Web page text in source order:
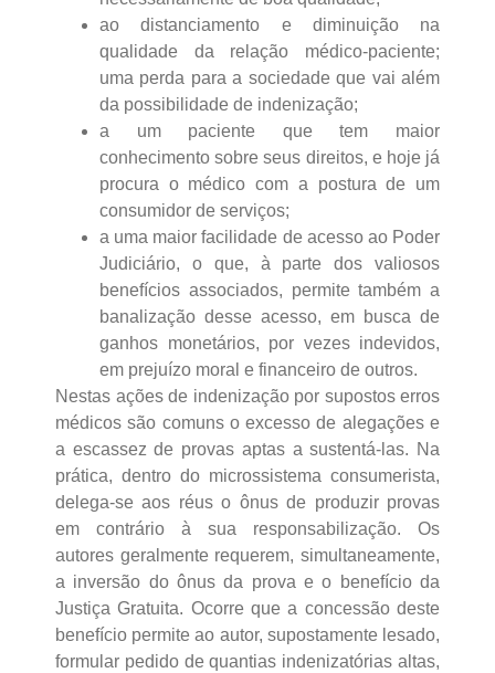
ao distanciamento e diminuição na
qualidade da relação médico-paciente;
uma perda para a sociedade que vai além
da possibilidade de indenização;
a um paciente que tem maior
conhecimento sobre seus direitos, e hoje já
procura o médico com a postura de um
consumidor de serviços;
a uma maior facilidade de acesso ao Poder
Judiciário, o que, à parte dos valiosos
benefícios associados, permite também a
banalização desse acesso, em busca de
ganhos monetários, por vezes indevidos,
em prejuízo moral e financeiro de outros.
Nestas ações de indenização por supostos erros
médicos são comuns o excesso de alegações e
a escassez de provas aptas a sustentá-las. Na
prática, dentro do microssistema consumerista,
delega-se aos réus o ônus de produzir provas
em contrário à sua responsabilização. Os
autores geralmente requerem, simultaneamente,
a inversão do ônus da prova e o benefício da
Justiça Gratuita. Ocorre que a concessão deste
benefício permite ao autor, supostamente lesado,
formular pedido de quantias indenizatórias altas,